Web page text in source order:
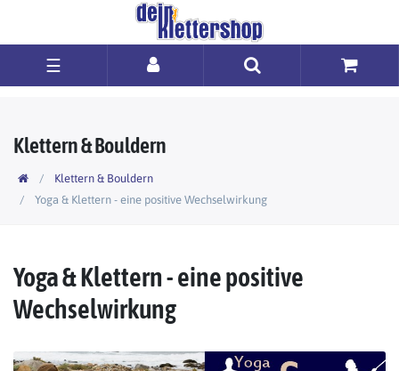
☰
Klettern & Bouldern
Klettern & Bouldern
Yoga & Klettern - eine positive Wechselwirkung
Yoga & Klettern - eine positive
Wechselwirkung